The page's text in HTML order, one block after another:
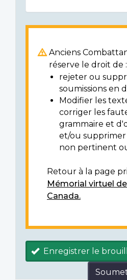
Anciens
réserve le droit de :
rejeter ou
soumissions en
Modifier les
corriger les
grammaire et
et/ou
non pertinent
Retour à la page
Mémorial virtuel
Canada.
Enregistrer le